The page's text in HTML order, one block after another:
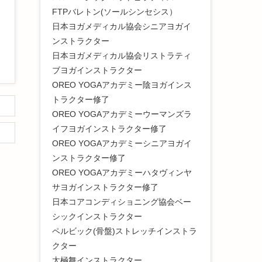
FTPバレトン(ソールシンセシス）
日本ヨガメディカル協会シニアヨガイ
ンストラクター
日本ヨガメディカル協会リストラティ
ブヨガインストラクター
OREO YOGAアカデミー陰ヨガインス
トラクター修了
OREO YOGAアカデミーウーマンズラ
イフヨガインストラクター修了
OREO YOGAアカデミーシニアヨガイ
ンストラクター修了
OREO YOGAアカデミーハタヴィンヤ
サヨガインストラクター修了
日本コアコンディショニング協会ベー
シックインストラクター
ペルビック(骨盤)ストレッチインストラ
クター
太極舞インストラクター